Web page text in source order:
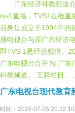
广东经济科教频道
tvs1直播，TVS1在线直
前身是成立于1994年的
播电视台与原广东经济
即TVS-1是经济频道。
广东电视台合并为“广
科教频道。 王牌栏目... ...
广东电视台现代教育
时间：2026-07-05 20:22:10